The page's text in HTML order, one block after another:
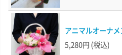
アニマルオーナ
5,280円 (税込)